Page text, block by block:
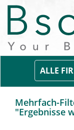
ALLE
Mehrfach-
"Ergebnisse